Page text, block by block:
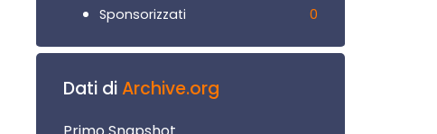
Sponsorizzati
0
Dati diArchive.org